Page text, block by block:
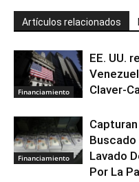
Artículos relacionados
Financiamiento
EE. UU.
Claver-
Financiamiento
Buscado
Lavado
Por La